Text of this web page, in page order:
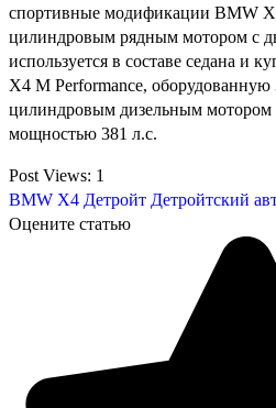
спортивные модификации BMW
цилиндровым рядным мотором с
используется в составе седана и
X4 M Performance,
цилиндровым дизельным мотором
мощностью 381 л.с.
Post Views: 1
BMW X4 Детройт Детройтский
Оцените статью